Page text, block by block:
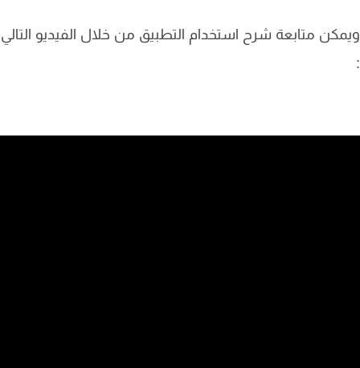
متابعة شرح استخدام التطبيق من خلال الفيديو التالي